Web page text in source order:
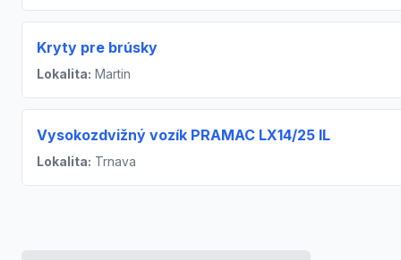
Kryty pre brúsky
Lokalita: Martin
Vysokozdvižný vozík PRAMAC LX14/25 IL
Lokalita: Trnava